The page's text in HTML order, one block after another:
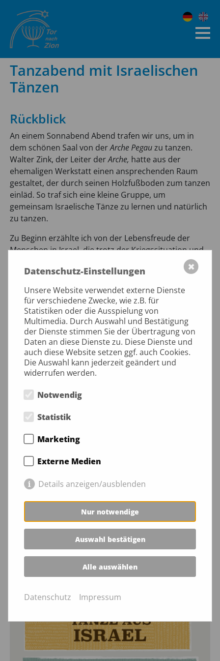
Tanzabend mit Israelischen
Tänzen
Rückblick
An einem Sonnabend Abend trafen wir uns, um in
dem schönen Saal von derArche Pegauzu tanzen.
Walter Zink, der Leiter derArche, hatte aus der
ehemaligen Werkstatt einen ansprechenden Raum
gestaltet, der durch seinen Holzfußboden zum tanzen
einläd. So traf sich eine kleine Gruppe, um
gemeinsam Israelische Tänze zu lernen und natürlich
zu tanzen.
Zu Beginn erzählte ich von der Lebensfreude der
Menschen in Israel, die trotz der Kriegssituation und
ausgelöscht werden kann.
Mit dem hebräischen Lied „Shalom Chaverim“, das wir
gemeinsam lernten und sangen, starteten wir in den
Abend. Dann wurde getanzt. Ob lustige Volkstänze
oder Anbetungstänze, die Gruppe lernte schnell und
konnte jeden Tanz eigenständig mitgestalten. So
verging der Abend wie im Fluge. Am Ende waren wir
uns einig, dass es unbedingt einen zweiten Abend mit
Israelischen Tänzen geben muss!
Einen herzlichen Dank nochmal an Walter Zink, der
wann: Samstag, 09. Mai 2026, 18:00 Uhr
wo: Arche Pegau, Bahnhofstr. 10, 04523 Pegau
09.05.2026 - 09.05.2026
Datenschutz-Einstellungen
Unsere Website verwendet externe Dienste
für verschiedene Zwecke, wie z.B. für
Statistiken oder die Ausspielung von
Multimedia. Durch Auswahl und Bestätigung
der Dienste stimmen Sie der Übertragung von
Daten an diese Dienste zu. Diese Dienste und
auch diese Website setzen ggf. auch Cookies.
Die Auswahl kann jederzeit geändert und
widerrufen werden.
Notwendig
Statistik
Marketing
Externe Medien
Details anzeigen/ausblenden
Nur notwendige
Auswahl bestätigen
Alle auswählen
Datenschutz Impressum
✖